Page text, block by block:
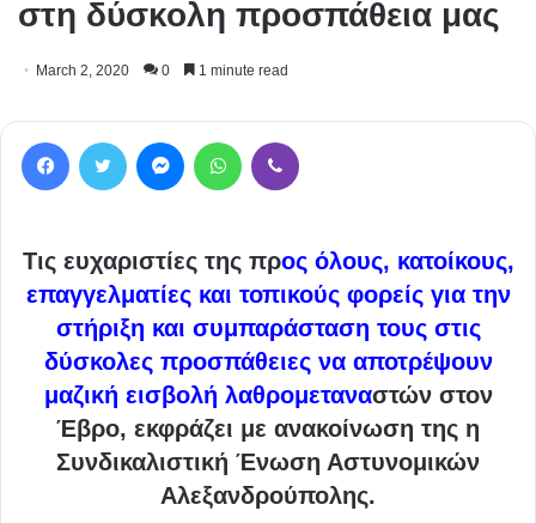
στη δύσκολη προσπάθεια μας
March 2, 2020 0 1 minute read
Τις ευχαριστίες της προςόλους, κατοίκους,
επαγγελματίες και τοπικούς φορείς για την
στήριξη και συμπαράσταση τους στις
δύσκολες προσπάθειες να αποτρέψουν
μαζική εισβολή λαθρομεταναστών στον
Έβρο, εκφράζει με ανακοίνωση της η
Συνδικαλιστική Ένωση Αστυνομικών
Αλεξανδρούπολης.